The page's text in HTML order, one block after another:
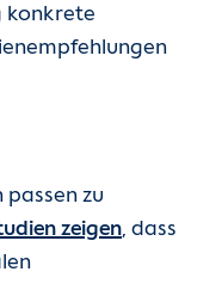
konkrete
passen zu
zeigen, dass